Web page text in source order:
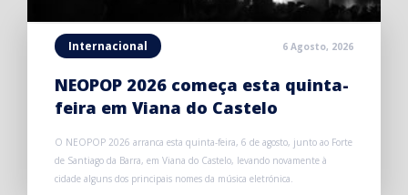
Internacional 6 Agosto, 2026
NEOPOP 2026 começa esta quinta-
feira em Viana do Castelo
O NEOPOP 2026 arranca esta quinta-feira, 6 de agosto, junto ao Forte
de Santiago da Barra, em Viana do Castelo, levando novamente à
cidade alguns dos principais nomes da música eletrónica.